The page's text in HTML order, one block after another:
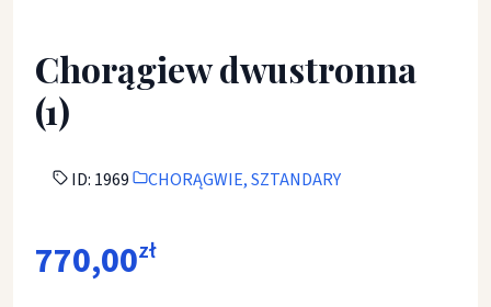
Chorągiew dwustronna
(1)
ID: 1969 CHORĄGWIE, SZTANDARY
770,00zł